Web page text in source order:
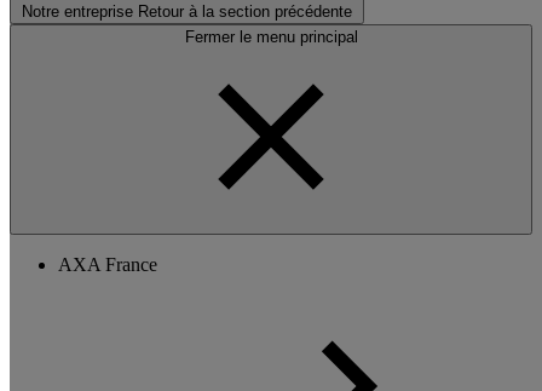
Notre entreprise Retour à la section précédente
Fermer le menu principal
AXA France